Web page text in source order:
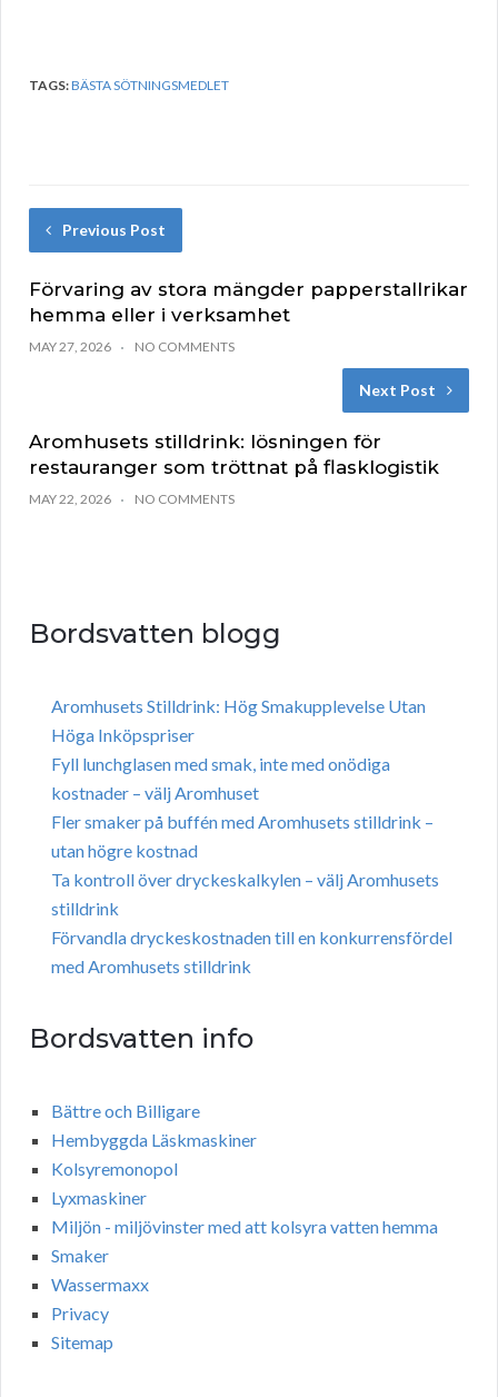
TAGS:BÄSTA SÖTNINGSMEDLET
Previous Post
Förvaring av stora mängder papperstallrikar
hemma eller i verksamhet
MAY 27, 2026 NO COMMENTS
Next Post
Aromhusets stilldrink: lösningen för
restauranger som tröttnat på flasklogistik
MAY 22, 2026 NO COMMENTS
Bordsvatten blogg
Aromhusets Stilldrink: Hög Smakupplevelse Utan
Höga Inköpspriser
Fyll lunchglasen med smak, inte med onödiga
kostnader – välj Aromhuset
Fler smaker på buffén med Aromhusets stilldrink –
utan högre kostnad
Ta kontroll över dryckeskalkylen – välj Aromhusets
stilldrink
Förvandla dryckeskostnaden till en konkurrensfördel
med Aromhusets stilldrink
Bordsvatten info
Bättre och Billigare
Hembyggda Läskmaskiner
Kolsyremonopol
Lyxmaskiner
Miljön - miljövinster med att kolsyra vatten hemma
Smaker
Wassermaxx
Privacy
Sitemap